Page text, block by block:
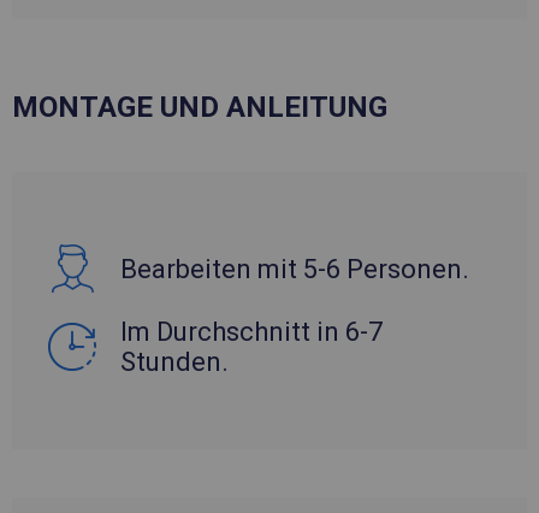
MONTAGE UND ANLEITUNG
Bearbeiten mit 5-6 Personen.
Im Durchschnitt in 6-7
Stunden.